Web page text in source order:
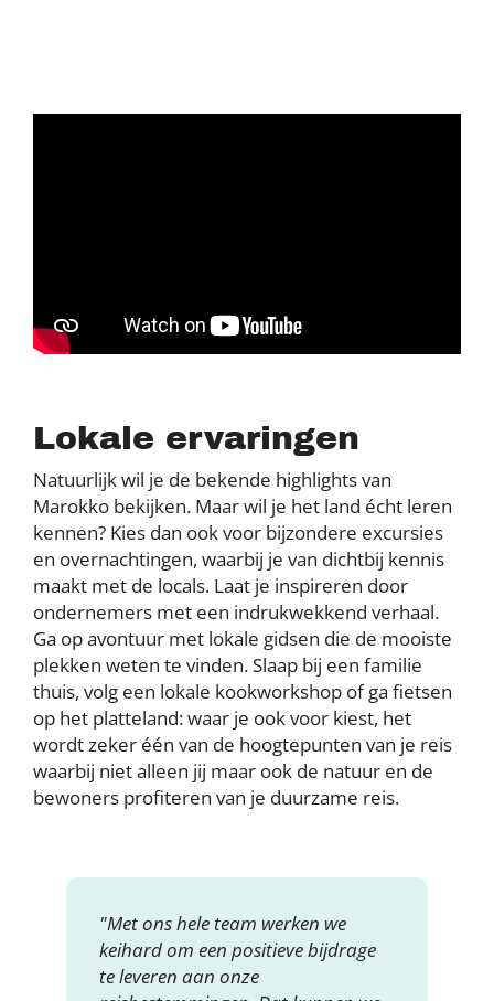
Lokale ervaringen
Natuurlijk wil je de bekende highlights van
Marokko bekijken. Maar wil je het land écht leren
kennen? Kies dan ook voor bijzondere excursies
en overnachtingen, waarbij je van dichtbij kennis
maakt met de locals. Laat je inspireren door
ondernemers met een indrukwekkend verhaal.
Ga op avontuur met lokale gidsen die de mooiste
plekken weten te vinden. Slaap bij een familie
thuis, volg een lokale kookworkshop of ga fietsen
op het platteland: waar je ook voor kiest, het
wordt zeker één van de hoogtepunten van je reis
waarbij niet alleen jij maar ook de natuur en de
bewoners profiteren van je duurzame reis.
"Met ons hele team werken we
keihard om een positieve bijdrage
te leveren aan onze